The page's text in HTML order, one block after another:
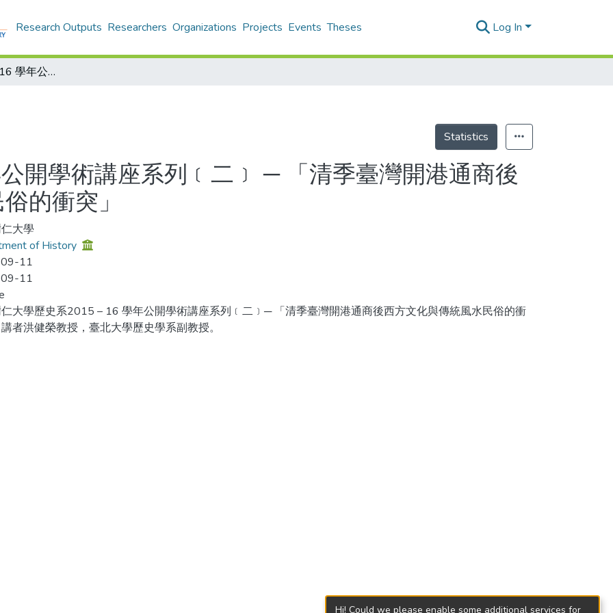
Research Outputs Researchers Organizations Projects Events Theses Log In
歷史系2015 – 16 學年公開學術講座系列﹝二﹞ ─ 「清季臺灣開港通商後西方文化與傳統風水民俗的衝突」
Statistics
開學術講座系列﹝二﹞ ─ 「清季臺灣開港通商後
的衝突」
大學
of History
11
11
大學歷史系2015 – 16 學年公開學術講座系列﹝二﹞─ 「清季臺灣開港通商後西方文化與傳統風水民俗的衝
者洪健榮教授，臺北大學歷史學系副教授。
Hi! Could we please enable some additional services for